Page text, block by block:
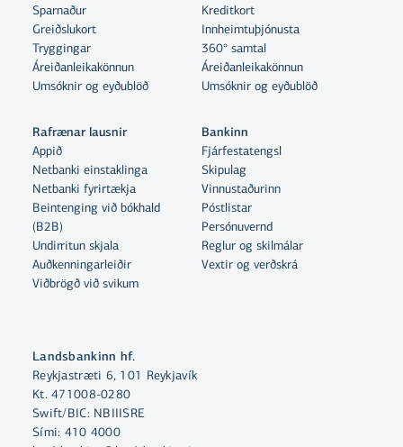
Með því að smella á „Leyfa allar“
samþykkir þú notkun á vefkökum
til þess að auka virkni vefsins,
greina vefnotkun og aðstoða við
Velja vefkökur
Landsbankinn hf.
Reykjastræti 6, 101 Reykjavík
Kt. 471008-0280
Swift/BIC: NBIIISRE
Sími: 410 4000
Sparnaður
Greiðslukort
Tryggingar
Áreiðanleikakönnun
Umsóknir og eyðublöð
Kreditkort
Innheimtuþjónusta
360° samtal
Áreiðanleikakönnun
Umsóknir og eyðublöð
Rafrænar lausnir
Appið
Netbanki einstaklinga
Netbanki fyrirtækja
Beintenging við bókhald
(B2B)
Undirritun skjala
Auðkenningarleiðir
Viðbrögð við svikum
Bankinn
Fjárfestatengsl
Skipulag
Vinnustaðurinn
Póstlistar
Persónuvernd
Reglur og skilmálar
Vextir og verðskrá